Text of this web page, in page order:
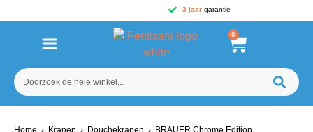
3 jaargarantie
0
Home › Kranen › Douchekranen › BRAUER Chrome Edition